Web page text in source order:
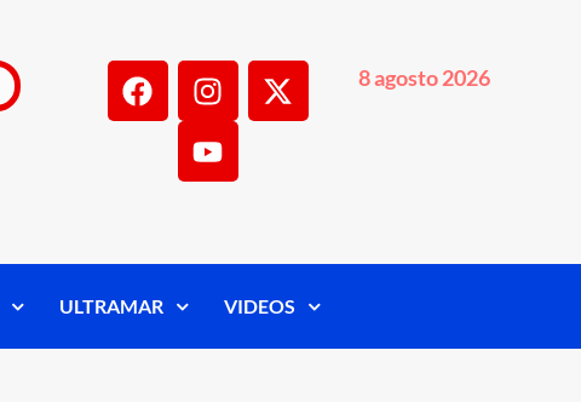
8 agosto 2026
ULTRAMAR VIDEOS